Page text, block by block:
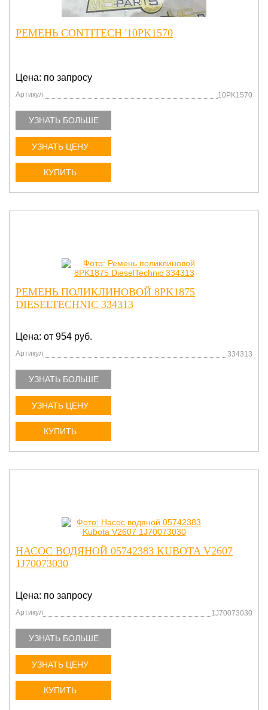
РЕМЕНЬ CONTITECH '10PK1570
Цена: по запросу
Артикул 10PK1570
УЗНАТЬ БОЛЬШЕ
УЗНАТЬ ЦЕНУ
КУПИТЬ
РЕМЕНЬ ПОЛИКЛИНОВОЙ 8PK1875
DIESELTECHNIC 334313
Цена: от 954 руб.
Артикул 334313
УЗНАТЬ БОЛЬШЕ
УЗНАТЬ ЦЕНУ
КУПИТЬ
НАСОС ВОДЯНОЙ 05742383 KUBOTA V2607
1J70073030
Цена: по запросу
Артикул 1J70073030
УЗНАТЬ БОЛЬШЕ
УЗНАТЬ ЦЕНУ
КУПИТЬ